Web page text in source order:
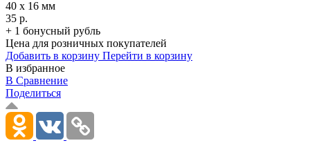
40 x 16 мм
35 р.
+ 1 бонусный рубль
Цена для розничных покупателей
Добавить в корзину Перейти в корзину
В избранное
В Сравнение
Поделиться